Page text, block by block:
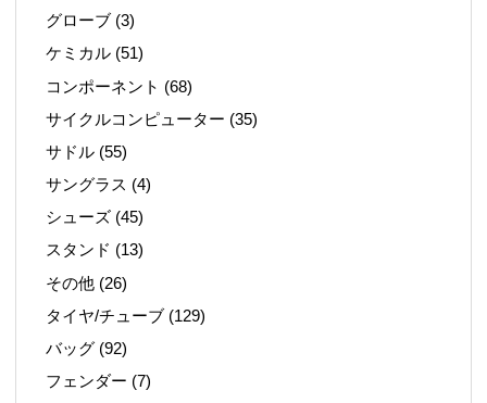
グローブ (3)
ケミカル (51)
コンポーネント (68)
サイクルコンピューター (35)
サドル (55)
サングラス (4)
シューズ (45)
スタンド (13)
その他 (26)
タイヤ/チューブ (129)
バッグ (92)
フェンダー (7)